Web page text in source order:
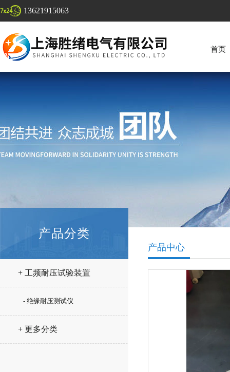
13621915063
首页
产品分类
+ 工频耐压试验装置
- 绝缘耐压测试仪
+ 更多分类
产品中心